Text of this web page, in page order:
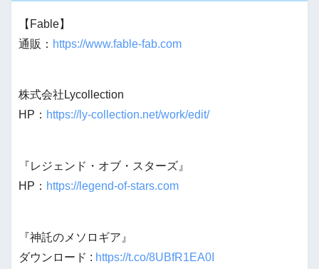
【Fable】
通販： https://www.fable-fab.com
株式会社Lycollection
HP： https://ly-collection.net/work/edit/
『レジェンド・オブ・スターズ』
HP： https://legend-of-stars.com
『神託のメソロギア』
ダウンロード : https://t.co/8UBfR1EA0I